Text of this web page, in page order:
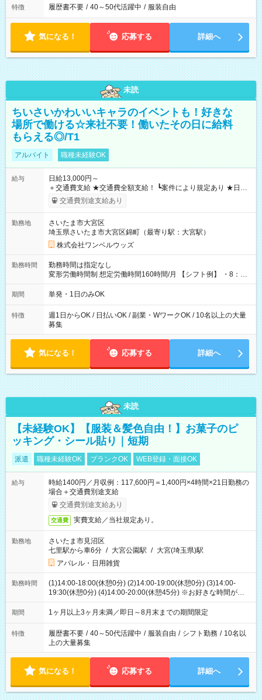
特徴 履歴書不要 / 40～50代活躍中 / 服装自由
気になる！ 応募する 詳細へ
未読
ちいさいかわいいキャラのイベントも！好きな
場所で働ける☆来社不要！働いたその日に給料
もらえる◎/T1
アルバイト 職種未経験OK
給与
日給13,000円～
＋交通費支給 ★交通費全額支給！ ┗案件により規定あり ★日払
いOK！（規定あり） ┗働いたその日に現金GET♪ お仕事後はコ
ンビニATMから 日払い分を引き落とせます！ 【試用期間】試
交通費別途支給あり
勤務地
さいたま市大宮区
埼玉県さいたま市大宮区錦町（最寄り駅：大宮駅）
株式会社ワンベルウッズ
勤務時間
勤務時間は指定なし
変形労働時間制 想定労働時間160時間/月 【シフト例】 ・8：00
～21：00
期間 単発・1日のみOK
特徴
週1日からOK / 日払いOK / 副業・WワークOK / 10名以上の大量
募集
気になる！ 応募する 詳細へ
未読
【未経験OK】【服装＆髪色自由！】お菓子のピ
ッキング・シール貼り｜短期
派遣 職種未経験OK ブランクOK WEB登録・面接OK
給与
時給1400円／月収例：117,600円＝1,400円×4時間×21日勤務の
場合＋交通費別途支給
交通費別途支給あり
交通費 実費支給／当社規定あり。
勤務地
さいたま市見沼区
七里駅から車6分 / 大宮公園駅 / 大宮(埼玉県)駅
アパレル・日用雑貨
勤務時間
(1)14:00-18:00(休憩0分) (2)14:00-19:00(休憩0分) (3)14:00-
19:30(休憩0分) (4)14:00-20:00(休憩45分) ※お好きな時間が選べ
ます
期間 1ヶ月以上3ヶ月未満／即日～8月末までの期間限定
特徴 履歴書不要 / 40～50代活躍中 / 服装自由 / シフト勤務 / 10名以
上の大量募集
気になる！ 応募する 詳細へ